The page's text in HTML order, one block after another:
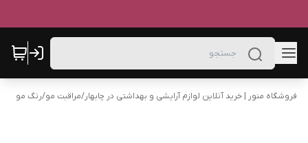
فروشگاه منور | خرید آنلاین لوازم آرایشی و بهداشتی در چابهار/مراقبت مو/رنگ مو